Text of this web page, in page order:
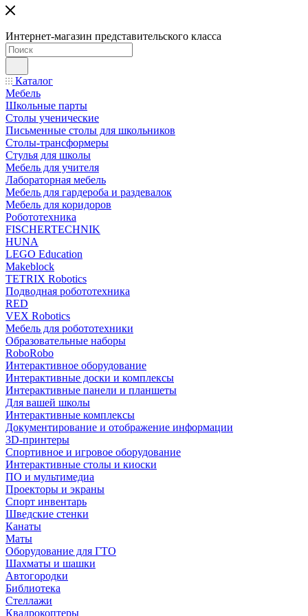
Интернет-магазин представительского класса
Каталог
Мебель
Школьные парты
Столы ученические
Письменные столы для школьников
Столы-трансформеры
Стулья для школы
Мебель для учителя
Лабораторная мебель
Мебель для гардероба и раздевалок
Мебель для коридоров
Робототехника
FISCHERTECHNIK
HUNA
LEGO Education
Makeblock
TETRIX Robotics
Подводная робототехника
RED
VEX Robotics
Мебель для робототехники
Образовательные наборы
RoboRobo
Интерактивное оборудование
Интерактивные доски и комплексы
Интерактивные панели и планшеты
Для вашей школы
Интерактивные комплексы
Документирование и отображение информации
3D-принтеры
Спортивное и игровое оборудование
Интерактивные столы и киоски
ПО и мультимедиа
Проекторы и экраны
Спорт инвентарь
Шведские стенки
Канаты
Маты
Оборудование для ГТО
Шахматы и шашки
Автогородки
Библиотека
Стеллажи
Квадрокоптеры